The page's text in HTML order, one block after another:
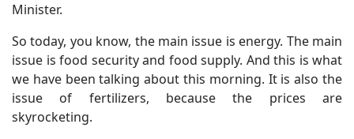
Minister.
So today, you know, the main issue is energy. The main
issue is food security and food supply. And this is what
we have been talking about this morning. It is also the
issue of fertilizers, because the prices are
skyrocketing.